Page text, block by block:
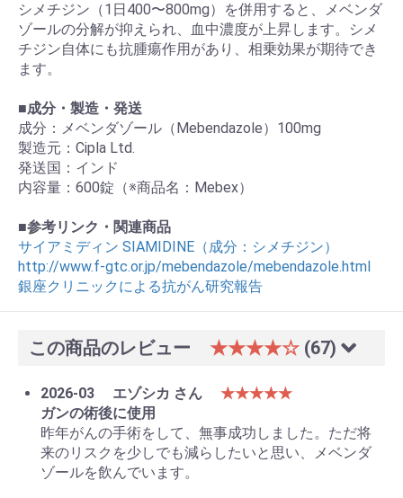
シメチジン（1日400〜800mg）を併用すると、メベンダ
ゾールの分解が抑えられ、血中濃度が上昇します。シメ
チジン自体にも抗腫瘍作用があり、相乗効果が期待でき
ます。
■成分・製造・発送
成分：メベンダゾール（Mebendazole）100mg
製造元：Cipla Ltd.
発送国：インド
内容量：600錠（※商品名：Mebex）
■参考リンク・関連商品
サイアミディン SIAMIDINE（成分：シメチジン）
http://www.f-gtc.or.jp/mebendazole/mebendazole.html
銀座クリニックによる抗がん研究報告
この商品のレビュー ★★★★☆ (67)
2026-03 エゾシカ さん
★★★★★
ガンの術後に使用
昨年がんの手術をして、無事成功しました。ただ将
来のリスクを少しでも減らしたいと思い、メベンダ
ゾールを飲んでいます。